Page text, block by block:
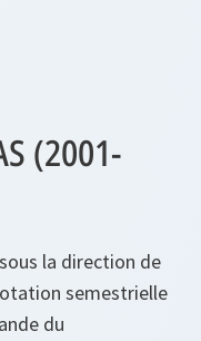
(2001-
la direction de
semestrielle
du